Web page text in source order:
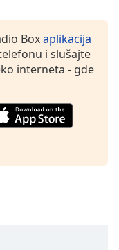
Boxaplikacija
i slušajte
interneta - gde